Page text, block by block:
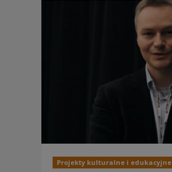
Projekty kulturalne i edukacyjne